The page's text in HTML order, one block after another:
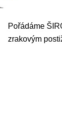
Pořádáme
zrakovým